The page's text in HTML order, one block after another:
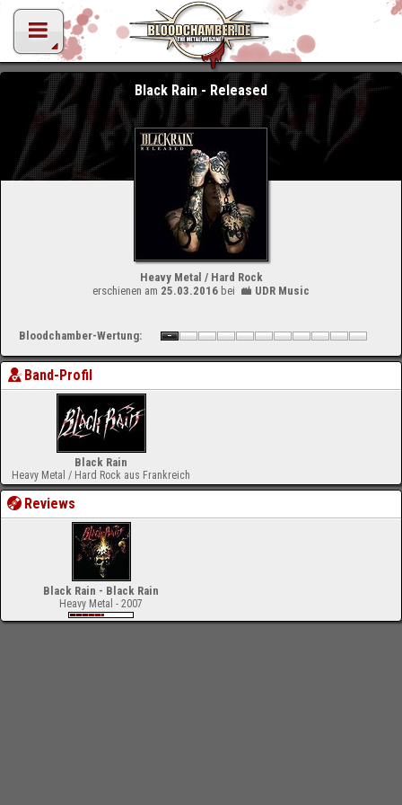
Black Rain - Released
Heavy Metal / Hard Rock
erschienen am 25.03.2016 bei UDR Music
Bloodchamber-Wertung:
Band-Profil
Black Rain
Heavy Metal / Hard Rock aus Frankreich
Reviews
Black Rain - Black Rain
Heavy Metal - 2007